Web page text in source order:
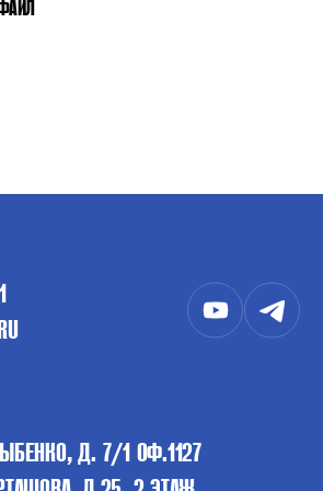
Д. 7/1 ОФ.1127